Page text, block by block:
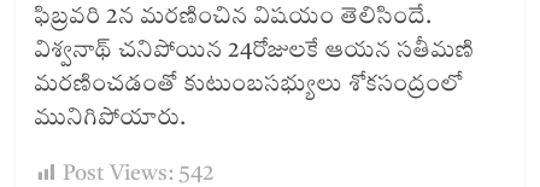
ఫిబ్రవరి 2న మరణించిన విషయం తెలిసిందే.
విశ్వనాథ్‌ చనిపోయిన 24రోజులకే ఆయన సతీమణి
మరణించడంతో కుటుంబసభ్యులు శోకసంద్రంలో
మునిగిపోయారు.
Post Views: 542